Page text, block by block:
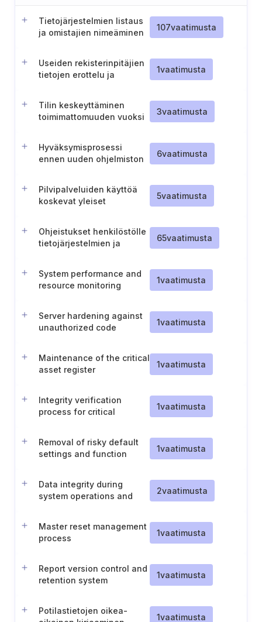
Tietojärjestelmien listaus
ja omistajien nimeäminen
107vaatimusta
Useiden rekisterinpitäjien
tietojen erottelu ja
1vaatimusta
Tilin keskeyttäminen
toimimattomuuden vuoksi
3vaatimusta
Hyväksymisprosessi
ennen uuden ohjelmiston
6vaatimusta
Pilvipalveluiden käyttöä
koskevat yleiset
5vaatimusta
Ohjeistukset henkilöstölle
tietojärjestelmien ja
65vaatimusta
System performance and
resource monitoring
1vaatimusta
Server hardening against
unauthorized code
1vaatimusta
Maintenance of the critical
asset register
1vaatimusta
Integrity verification
process for critical
1vaatimusta
Removal of risky default
settings and function
1vaatimusta
Data integrity during
system operations and
2vaatimusta
Master reset management
process
1vaatimusta
Report version control and
retention system
1vaatimusta
Potilastietojen oikea-
1vaatimusta